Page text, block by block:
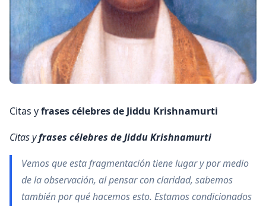
Citas yfrases célebres de Jiddu Krishnamurti
Citas yfrases célebres de Jiddu Krishnamurti
Vemos que esta fragmentación tiene lugar y por medio
de la observación, al pensar con claridad, sabemos
también por qué hacemos esto. Estamos condicionados